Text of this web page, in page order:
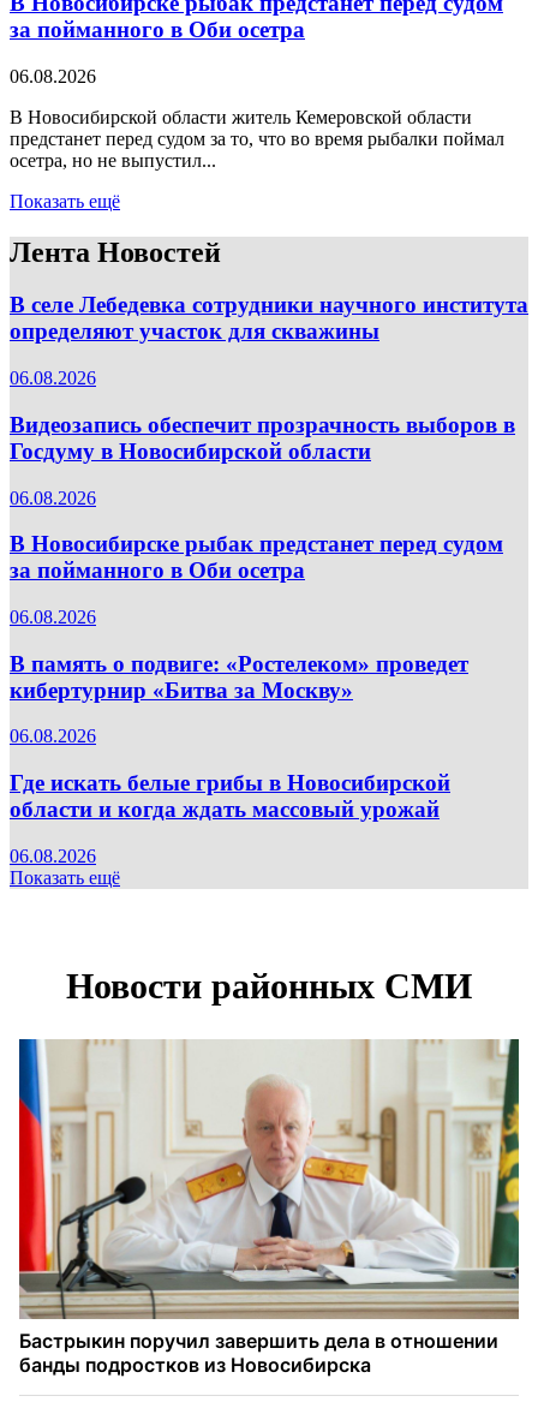
за пойманного в Оби осетра
06.08.2026
В Новосибирской области житель Кемеровской области
предстанет перед судом за то, что во время рыбалки поймал
осетра, но не выпустил...
Показать ещё
Лента Новостей
В селе Лебедевка сотрудники научного института
определяют участок для скважины
06.08.2026
Видеозапись обеспечит прозрачность выборов в
Госдуму в Новосибирской области
06.08.2026
В Новосибирске рыбак предстанет перед судом
за пойманного в Оби осетра
06.08.2026
В память о подвиге: «Ростелеком» проведет
кибертурнир «Битва за Москву»
06.08.2026
Где искать белые грибы в Новосибирской
области и когда ждать массовый урожай
06.08.2026
Показать ещё